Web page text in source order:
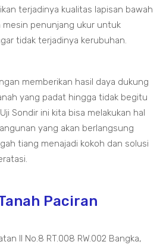
terjadinya kualitas lapisan bawah
mesin penunjang ukur untuk
tidak terjadinya kerubuhan.
memberikan hasil daya dukung
yang padat hingga tidak begitu
Sondir ini kita bisa melakukan hal
yang akan berlangsung
tiang menajadi kokoh dan solusi
Paciran
II No.8 RT.008 RW.002 Bangka,